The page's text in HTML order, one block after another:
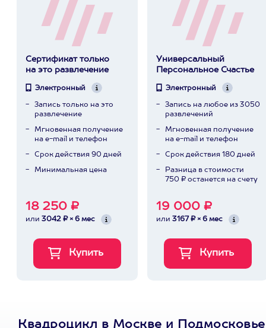
Сертификат только
на это развлечение
Электронный
Запись только на это
развлечение
Мгновенная получение
на e-mail и телефон
Срок действия 90 дней
Минимальная цена
18 250 ₽
или 3042 ₽ × 6 мес
Универсальный
Персональное Счастье
Электронный
Запись на любое из 3050
развлечений
Мгновенная получение
на e-mail и телефон
Срок действия 180 дней
Разница в стоимости
750 ₽ останется на счету
19 000 ₽
или 3167 ₽ × 6 мес
Квадроцикл в Москве и Подмосковье